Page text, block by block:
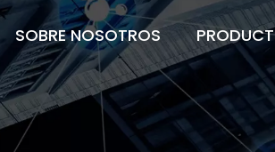
SOBRE NOSOTROS